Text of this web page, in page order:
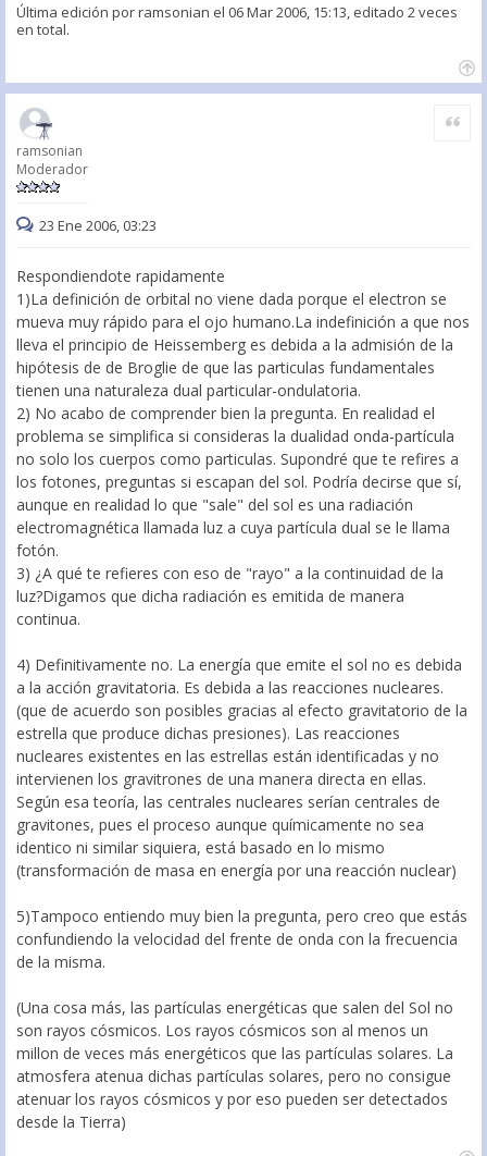
Última edición porramsonian el 06 Mar 2006, 15:13, editado 2 veces
en total.
ramsonian
Moderador
Citar
23 Ene 2006, 03:23
Respondiendote rapidamente
1)La definición de orbital no viene dada porque el electron se
mueva muy rápido para el ojo humano.La indefinición a que nos
lleva el principio de Heissemberg es debida a la admisión de la
hipótesis de de Broglie de que las particulas fundamentales
tienen una naturaleza dual particular-ondulatoria.
2) No acabo de comprender bien la pregunta. En realidad el
problema se simplifica si consideras la dualidad onda-partícula
no solo los cuerpos como particulas. Supondré que te refires a
los fotones, preguntas si escapan del sol. Podría decirse que sí,
aunque en realidad lo que "sale" del sol es una radiación
electromagnética llamada luz a cuya partícula dual se le llama
fotón.
3) ¿A qué te refieres con eso de "rayo" a la continuidad de la
luz?Digamos que dicha radiación es emitida de manera
continua.
4) Definitivamente no. La energía que emite el sol no es debida
a la acción gravitatoria. Es debida a las reacciones nucleares.
(que de acuerdo son posibles gracias al efecto gravitatorio de la
estrella que produce dichas presiones). Las reacciones
nucleares existentes en las estrellas están identificadas y no
intervienen los gravitrones de una manera directa en ellas.
Según esa teoría, las centrales nucleares serían centrales de
gravitones, pues el proceso aunque químicamente no sea
identico ni similar siquiera, está basado en lo mismo
(transformación de masa en energía por una reacción nuclear)
5)Tampoco entiendo muy bien la pregunta, pero creo que estás
confundiendo la velocidad del frente de onda con la frecuencia
de la misma.
(Una cosa más, las partículas energéticas que salen del Sol no
son rayos cósmicos. Los rayos cósmicos son al menos un
millon de veces más energéticos que las partículas solares. La
atmosfera atenua dichas partículas solares, pero no consigue
atenuar los rayos cósmicos y por eso pueden ser detectados
desde la Tierra)